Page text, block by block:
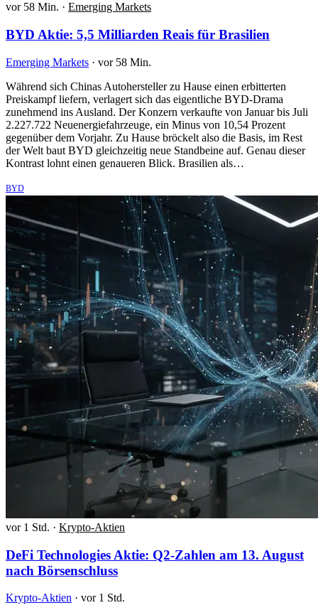
vor 58 Min. · Emerging Markets
BYD Aktie: 5,5 Milliarden Reais für Brasilien
Emerging Markets · vor 58 Min.
Während sich Chinas Autohersteller zu Hause einen erbitterten
Preiskampf liefern, verlagert sich das eigentliche BYD-Drama
zunehmend ins Ausland. Der Konzern verkaufte von Januar bis Juli
2.227.722 Neuenergiefahrzeuge, ein Minus von 10,54 Prozent
gegenüber dem Vorjahr. Zu Hause bröckelt also die Basis, im Rest
der Welt baut BYD gleichzeitig neue Standbeine auf. Genau dieser
Kontrast lohnt einen genaueren Blick. Brasilien als…
BYD
vor 1 Std. · Krypto-Aktien
DeFi Technologies Aktie: Q2-Zahlen am 13. August
nach Börsenschluss
Krypto-Aktien · vor 1 Std.